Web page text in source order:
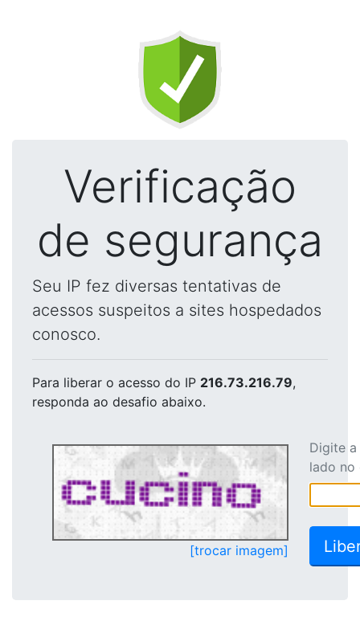
Verificação
de segurança
Seu IP fez diversas tentativas de
acessos suspeitos a sites hospedados
conosco.
Para liberar o acesso do IP 216.73.216.79,
responda ao desafio abaixo.
[trocar imagem]
Digite
lado no